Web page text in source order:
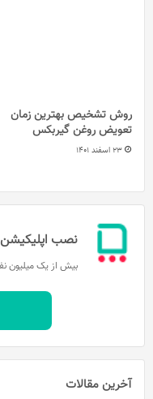
روش تشخیص بهترین زمان
تعویض روغن گیربکس
23 اسفند 1401
نصب اپلیکیشن
بیش از یک میلیون نفر به
آخرین مقالات